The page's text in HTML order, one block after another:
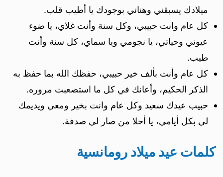
ميلادك يسبقني وهناني بوجودك يا أطيب قلب.
كل عام وانت حبيبي، وكل سنة وأنت غلاي، يا ضوء
عيوني وحياتي، يا نجومي ويا سماي، كل سنة وأنت
طيب.
كل عام وأنت بألف خير حبيبي، حفظك الله بما حفظ به
الذكر الحكيم، وأعانك في كل ما استصعبت مروره.
حبيب عيدك سعيد وكل عام وانت بخير ومعي ويديمك
لي بكل أيامي، يا أحلا من صار لي صدفة.
كلمات عيد ميلاد رومانسية